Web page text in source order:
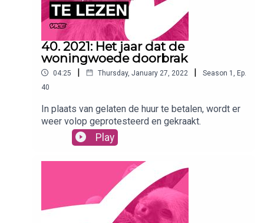
40. 2021: Het jaar dat de
woningwoede doorbrak
04:25 | Thursday, January 27, 2022 | Season 1
Ep.
40
In plaats van gelaten de huur te betalen, wordt er
weer volop geprotesteerd en gekraakt.
Play